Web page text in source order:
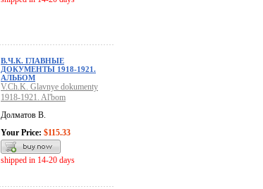
В.Ч.К. ГЛАВНЫЕ
ДОКУМЕНТЫ 1918-1921.
АЛЬБОМ
V.Ch.K. Glavnye dokumenty
1918-1921. Al'bom
Долматов В.
Your Price: $115.33
shipped in 14-20 days